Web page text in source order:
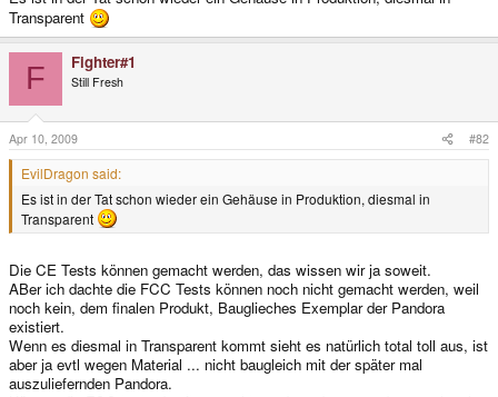
Transparent
F Fighter#1
Still Fresh
Apr 10, 2009 #82
EvilDragon said:
Es ist in der Tat schon wieder ein Gehäuse in Produktion, diesmal in
Transparent
Die CE Tests können gemacht werden, das wissen wir ja soweit.
ABer ich dachte die FCC Tests können noch nicht gemacht werden, weil
noch kein, dem finalen Produkt, Bauglieches Exemplar der Pandora
existiert.
Wenn es diesmal in Transparent kommt sieht es natürlich total toll aus, ist
aber ja evtl wegen Material ... nicht baugleich mit der später mal
auszuliefernden Pandora.